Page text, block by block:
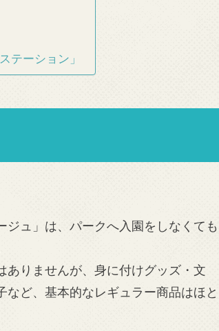
テーション」
ュ」は、パークへ入園をしなくても
ありませんが、身に付けグッズ・文
ど、基本的なレギュラー商品はほと